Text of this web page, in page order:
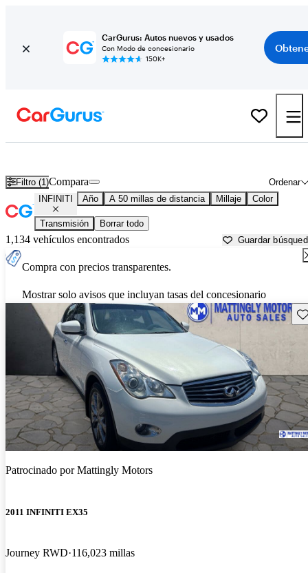
CarGurus: Autos nuevos y usados
Con Modo de concesionario
150K+
Filtro (1) Ordenar
Compara
INFINITI Año A 50 millas de distancia Millaje Color
Transmisión Borrar todo
1,134 vehículos encontrados Guardar
Compra con precios transparentes.
Mostrar solo avisos que incluyan tasas del concesionario
Patrocinado porMattingly Motors
2011 INFINITI EX35
Journey RWD 116,023 millas